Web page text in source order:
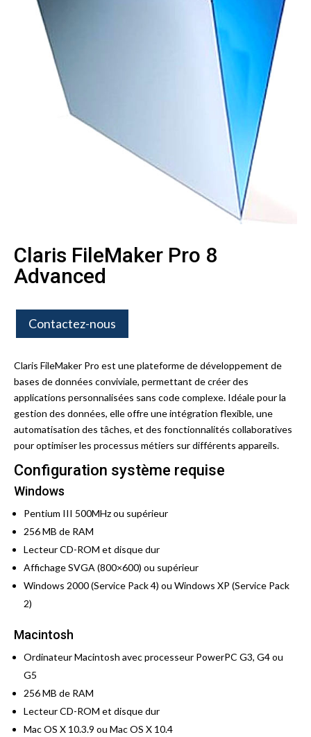
Claris FileMaker Pro 8
Advanced
Contactez-nous
Claris FileMaker Pro est une plateforme de développement de
bases de données conviviale, permettant de créer des
applications personnalisées sans code complexe. Idéale pour la
gestion des données, elle offre une intégration flexible, une
automatisation des tâches, et des fonctionnalités collaboratives
pour optimiser les processus métiers sur différents appareils.
Configuration système requise
Windows
Pentium III 500MHz ou supérieur
256 MB de RAM
Lecteur CD-ROM et disque dur
Affichage SVGA (800×600) ou supérieur
Windows 2000 (Service Pack 4) ou Windows XP (Service Pack
2)
Macintosh
Ordinateur Macintosh avec processeur PowerPC G3, G4 ou
G5
256 MB de RAM
Lecteur CD-ROM et disque dur
Mac OS X 10.3.9 ou Mac OS X 10.4